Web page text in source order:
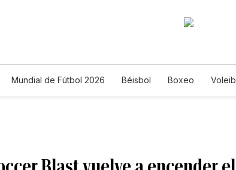
Mundial de Fútbol 2026 Béisbol Boxeo